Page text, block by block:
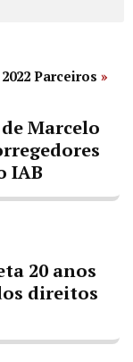
2022 Parceiros »
Marcelo
IAB
20 anos
direitos